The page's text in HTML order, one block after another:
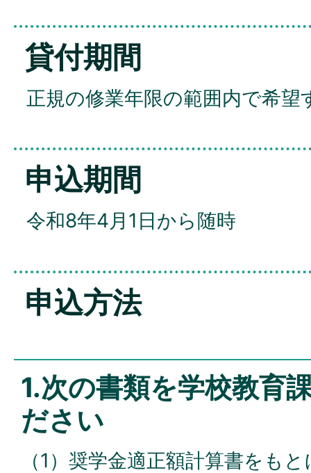
貸付期間
正規の修業年限の範囲内で希望
申込期間
令和8年4月1日から随時
申込方法
1.次の書類を学校教育
ださい
（1）奨学金適正額計算書をも